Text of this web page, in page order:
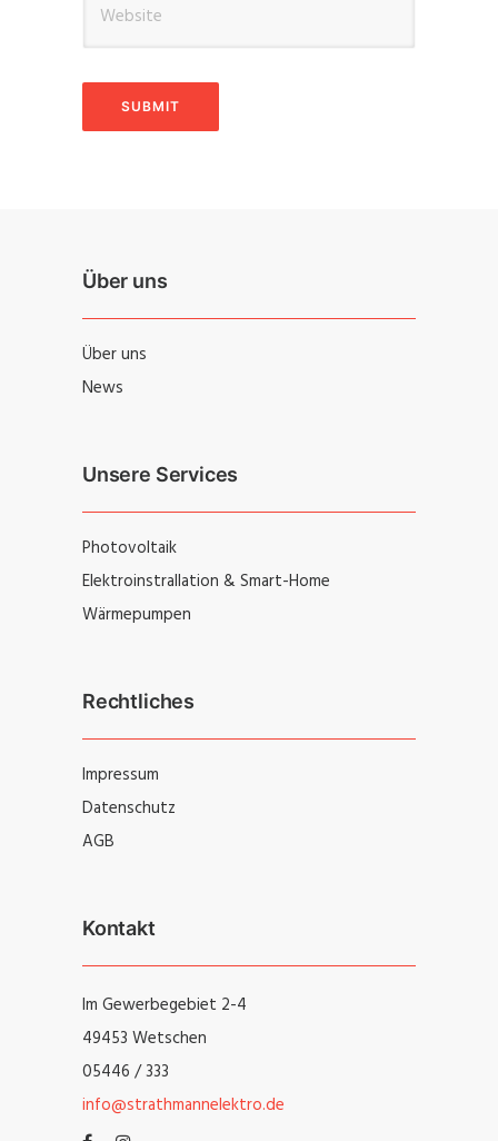
Über uns
Über uns
News
Unsere Services
Photovoltaik
Elektroinstrallation & Smart-Home
Wärmepumpen
Rechtliches
Impressum
Datenschutz
AGB
Kontakt
Im Gewerbegebiet 2-4
49453 Wetschen
05446 / 333
info@strathmannelektro.de